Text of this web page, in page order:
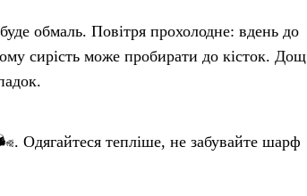
обмаль. Повітря прохолодне: вдень до
сирість може пробирати до кісток. Дощ
Одягайтеся тепліше, не забувайте шарф